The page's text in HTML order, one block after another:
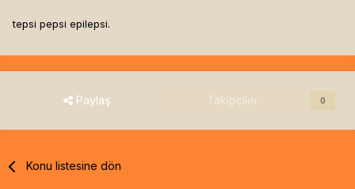
tepsi pepsi epilepsi.
Paylaş Takipçiler 0
Konu listesine dön